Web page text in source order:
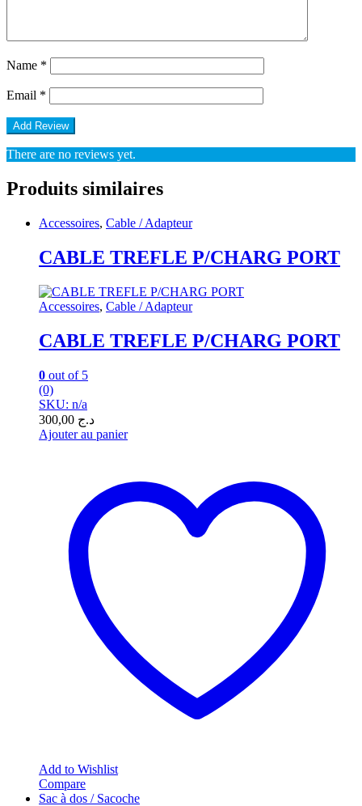
Name *
Email *
There are no reviews yet.
Produits similaires
Accessoires, Cable / Adapteur
CABLE TREFLE P/CHARG PORT
Accessoires, Cable / Adapteur
CABLE TREFLE P/CHARG PORT
0 out of 5
(0)
SKU: n/a
د.ج
Ajouter au panier
Add to Wishlist
Compare
Sac à dos / Sacoche